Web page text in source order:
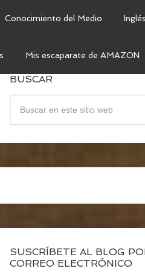
Conocimiento del Medio Inglés
Mis escaparate de AMAZON
BUSCAR
SUSCRÍBETE AL BLOG
CORREO ELECTRÓNICO